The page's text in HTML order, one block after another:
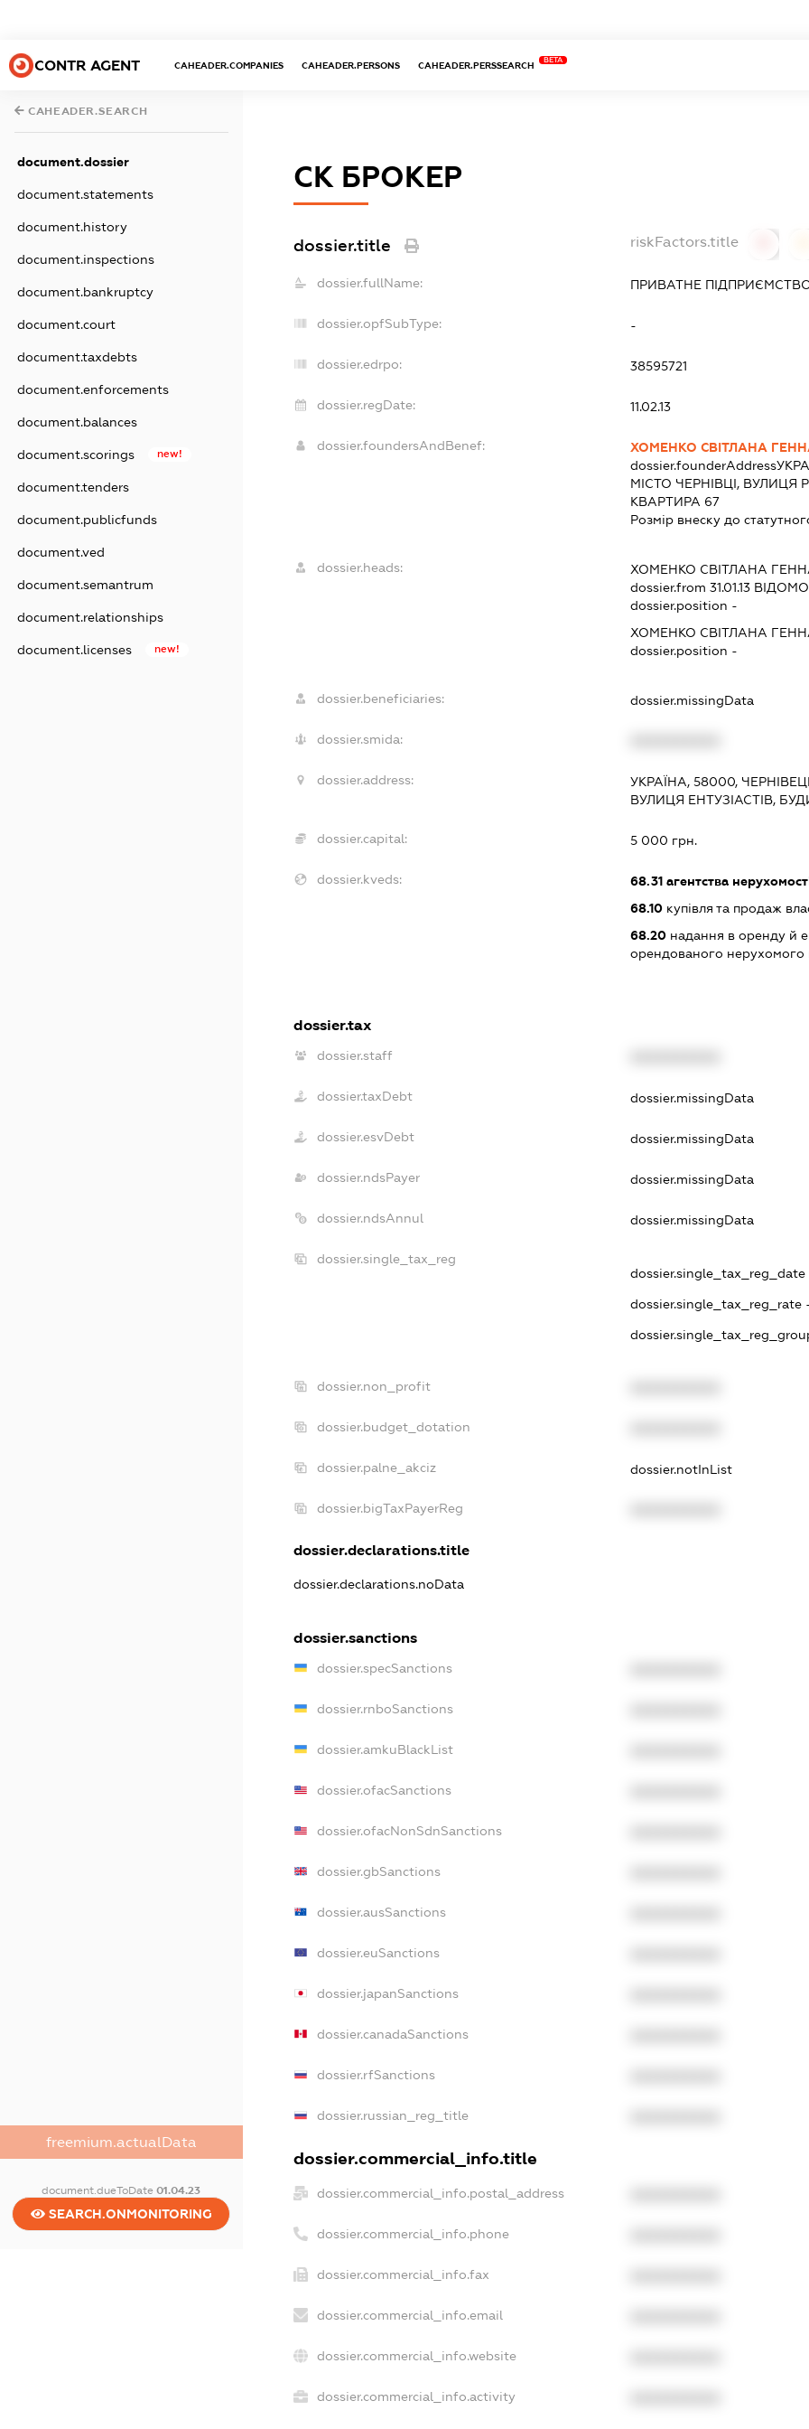
CONTR AGENT CAHEADER.COMPANIES CAHEADER.PERSONS CAHEADER.PERSSEARCH
BETA
CAHEADER.SEARCH
document.dossier
document.statements
document.history
document.inspections
document.bankruptcy
document.court
document.taxdebts
document.enforcements
document.balances
document.scorings new!
document.tenders
document.publicfunds
document.ved
document.semantrum
document.relationships
document.licenses new!
freemium.actualData
document.dueToDate01.04.23
SEARCH.ONMONITORING
СК БРОКЕР
dossier.title riskFactors.title
dossier.fullName: ПРИВАТНЕ
dossier.opfSubType: -
dossier.edrpo: 38595721
dossier.regDate: 11.02.13
dossier.foundersAndBenef:
ХОМЕНКО СВІТЛАНА
dossier.founderAddress
МІСТО ЧЕРНІВЦІ, ВУЛИЦЯ
КВАРТИРА 67
Розмір внеску до
dossier.heads: ХОМЕНКО СВІТЛАНА
dossier.from 31.01.13
dossier.position -
ХОМЕНКО СВІТЛАНА
dossier.position -
dossier.beneficiaries: dossier.missingData
dossier.smida:
dossier.address:
УКРАЇНА, 58000,
ВУЛИЦЯ ЕНТУЗІАСТІВ,
dossier.capital: 5 000 грн.
dossier.kveds: 68.31агентства
68.10купівля та продаж
68.20надання в оренду й
орендованого нерухомого
dossier.tax
dossier.staff
dossier.taxDebt dossier.missingData
dossier.esvDebt dossier.missingData
dossier.ndsPayer dossier.missingData
dossier.ndsAnnul dossier.missingData
dossier.single_tax_reg
dossier.single_tax_reg_date -
dossier.single_tax_reg_rate
dossier.non_profit
dossier.budget_dotation
dossier.palne_akciz dossier.notInList
dossier.bigTaxPayerReg
dossier.declarations.title
dossier.declarations.noData
dossier.sanctions
dossier.specSanctions
dossier.rnboSanctions
dossier.amkuBlackList
dossier.ofacSanctions
dossier.ofacNonSdnSanctions
dossier.gbSanctions
dossier.ausSanctions
dossier.euSanctions
dossier.japanSanctions
dossier.canadaSanctions
dossier.rfSanctions
dossier.russian_reg_title
dossier.commercial_info.title
dossier.commercial_info.postal_address
dossier.commercial_info.phone
dossier.commercial_info.fax
dossier.commercial_info.email
dossier.commercial_info.website
dossier.commercial_info.activity